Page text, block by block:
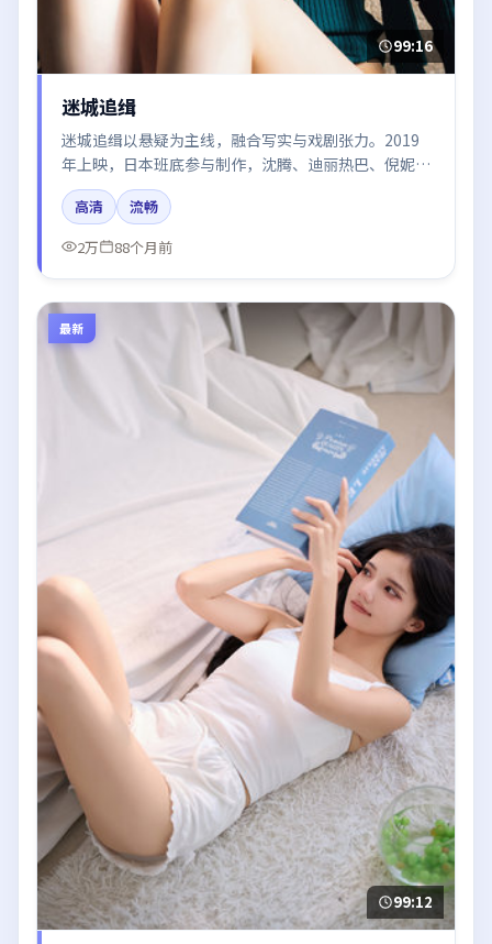
99:16
迷城追缉
迷城追缉以悬疑为主线，融合写实与戏剧张力。2019
年上映，日本班底参与制作，沈腾、迪丽热巴、倪妮在
片中呈现细腻表演，影像风格统一，配乐与剪辑强化了
情绪曲线。
高清
流畅
2万
88个月前
最新
99:12